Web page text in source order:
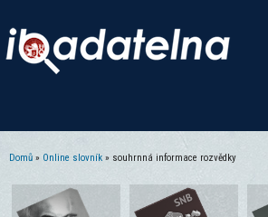
Domů » Online slovník » souhrnná informace rozvědky